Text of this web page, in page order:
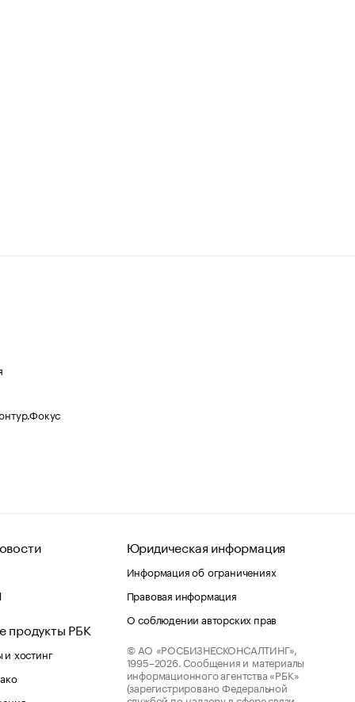
продукты РБК
хостинг
Юридическая информация
Информация об ограничениях
Правовая информация
О соблюдении авторских прав
© АО «РОСБИЗНЕСКОНСАЛТИНГ»,
1995–2026. Сообщения и материалы
информационного агентства «РБК»
(зарегистрировано Федеральной